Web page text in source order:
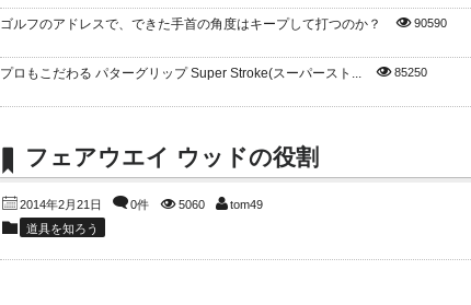
ゴルフのアドレスで、できた手首の角度はキープして打つのか？ 90590
プロもこだわる パターグリップ Super Stroke(スーパースト... 85250
フェアウエイ ウッドの役割
2014年2月21日 0件 5060 tom49
道具を知ろう